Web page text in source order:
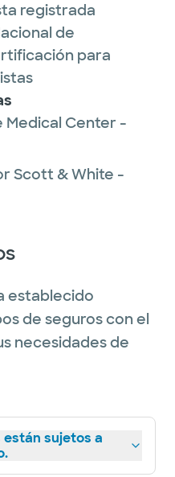
registrada
de
para
Medical Center -
Scott & White -
establecido
de seguros con el
necesidades de
sujetos a